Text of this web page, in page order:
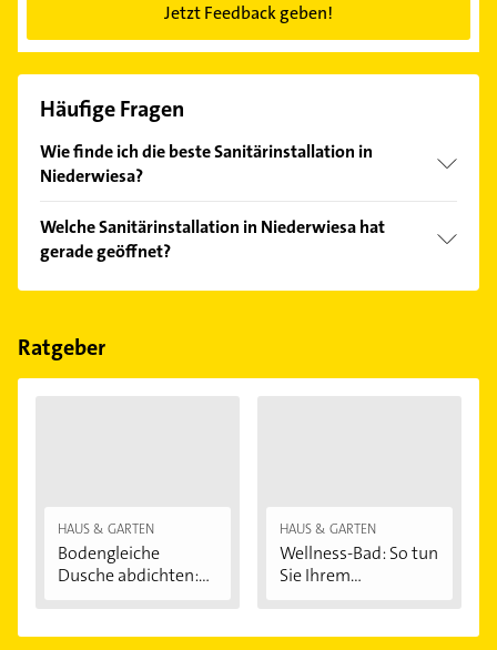
Jetzt Feedback geben!
Häufige Fragen
Wie finde ich die beste Sanitärinstallation in
Niederwiesa?
Kundenmeinungen und profitieren Sie von den
Empfehlungen. Die Suchergebnisse können Sie sich
einfach nachBewertungensortiert anzeigen lassen.
Welche Sanitärinstallation in Niederwiesa hat
gerade geöffnet?
Im Anbieter-Bereich finden Sie alleÖffnungszeiten.
Feiertagen abweichen können.
Ratgeber
HAUS & GARTEN
Bodengleiche
Dusche abdichten:...
HAUS & GARTEN
Wellness-Bad: So tun
Sie Ihrem...